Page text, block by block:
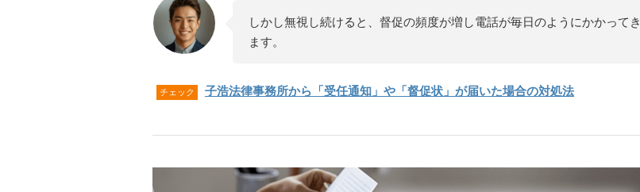
しかし無視し続けると、督促の頻度が増し電話が毎日のようにかかってき
ます。
チェック 子浩法律事務所から「受任通知」や「督促状」が届いた場合の対処法